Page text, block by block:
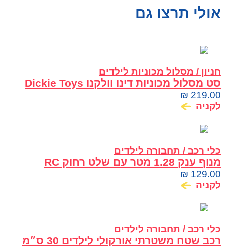
אולי תרצו גם
חניון / מסלול מכוניות לילדים
סט מסלול מכוניות דינו וולקנו Dickie Toys
₪ 219.00
לקניה
כלי רכב / תחבורה לילדים
מנוף ענק 1.28 מטר עם שלט רחוק RC
Machina Crane
₪ 129.00
לקניה
כלי רכב / תחבורה לילדים
רכב שטח משטרתי אורקולי לילדים 30 ס״מ